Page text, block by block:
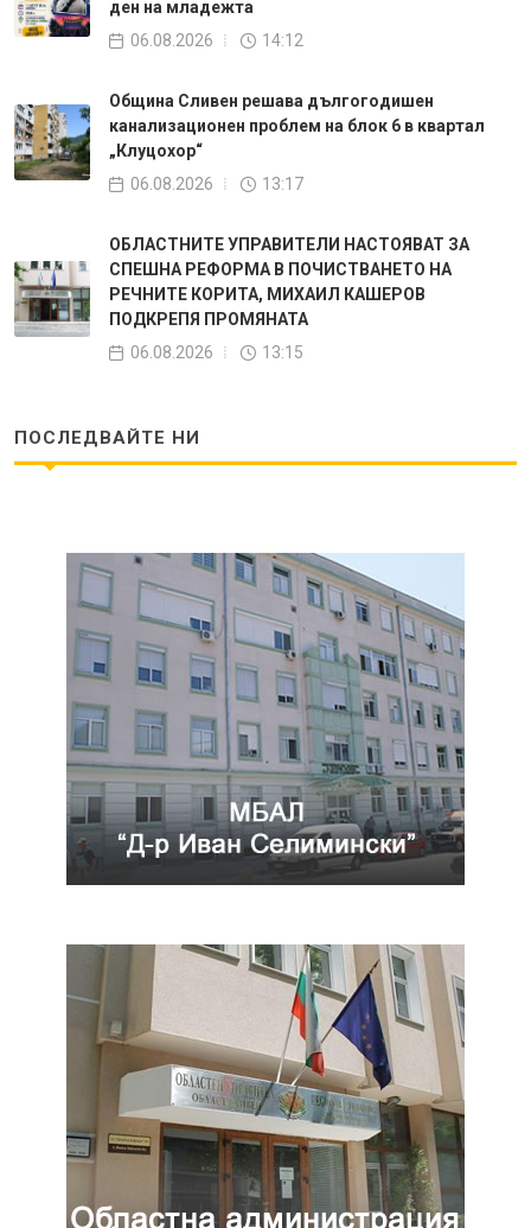
ден на младежта
06.08.2026
14:12
Община Сливен решава дългогодишен
канализационен проблем на блок 6 в квартал
„Клуцохор“
06.08.2026
13:17
ОБЛАСТНИТЕ УПРАВИТЕЛИ НАСТОЯВАТ ЗА
СПЕШНА РЕФОРМА В ПОЧИСТВАНЕТО НА
РЕЧНИТЕ КОРИТА, МИХАИЛ КАШЕРОВ
ПОДКРЕПЯ ПРОМЯНАТА
06.08.2026
13:15
ПОСЛЕДВАЙТЕ НИ